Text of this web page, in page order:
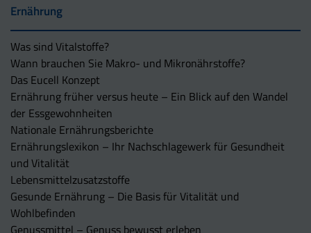
Ernährung
Was sind Vitalstoffe?
Wann brauchen Sie Makro- und Mikronährstoffe?
Das Eucell Konzept
Ernährung früher versus heute – Ein Blick auf den Wandel
der Essgewohnheiten
Nationale Ernährungsberichte
Ernährungslexikon – Ihr Nachschlagewerk für Gesundheit
und Vitalität
Lebensmittelzusatzstoffe
Gesunde Ernährung – Die Basis für Vitalität und
Wohlbefinden